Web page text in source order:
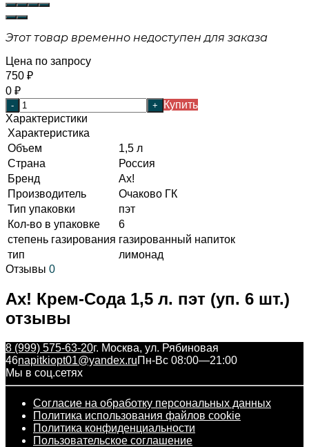
Этот товар временно недоступен для заказа
Цена по запросу
750 ₽
0 ₽
- +
Купить
Характеристики
Характеристика
Объем
1,5 л
Страна
Россия
Бренд
Ах!
Производитель
Очаково ГК
Тип упаковки
пэт
Кол-во в упаковке
6
степень газирования газированный напиток
тип
лимонад
Отзывы 0
Ах! Крем-Сода 1,5 л. пэт (уп. 6 шт.)
отзывы
8 (999) 575-63-20г. Москва, ул. Рябиновая
46napitkiopt01@yandex.ruПн-Вс 08:00—21:00
Мы в соц.сетях
Согласие на обработку персональных данных
Политика использования файлов cookie
Политика конфиденциальности
Пользовательское соглашение